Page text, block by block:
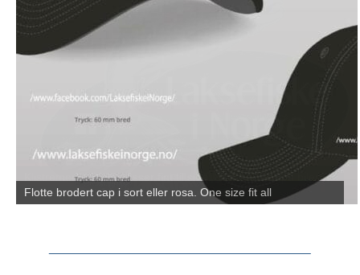
Flotte brodert cap i sort eller rosa. One size fit all